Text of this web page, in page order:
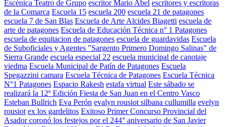
Escénica Teatro de Grupo escritor Mario Abel escritores y escritoras
de la Comarca Escuela 15 escuela 200 escuela 21 de patagones
escuela 7 de San Blas Escuela de Arte Alcides Biagetti escuela de
arte de patagones Escuela de Educación Técnica n° 1 Patagones
escuela de equitacion de patagones escuela de guardavidas Escuela
de Suboficiales y Agentes "Sargento Primero Domingo Salinas" de
Sierra Grande escuela especial 22 escuela municipal de canotaje
viedma Escuela Municipal de Patín de Patagones Escuela
Spegazzini camara Escuela Técnica de Patagones Escuela Técnica
N°1 Patagones Espacio Rakesh estafa virtual Este sábado se
realizará la 12º Edición Fiesta de San Juan en el Centro Vasco
Esteban Bullrich Eva Perón evalyn rousiot silbana cullumilla evelyn
rousiot ex los gardelitos Exitoso Primer Concurso Provincial del
Asador coronó los festejos por el 244° aniversario de San Javier